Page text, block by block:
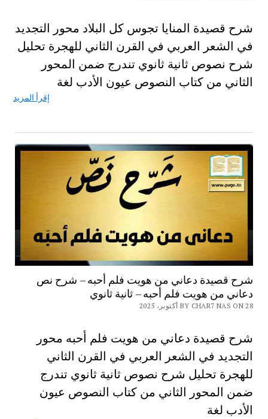
شرح قصيدة المنايا تجوس كل البلاد محور التجديد
في الشعر العربي في القرن الثاني للهجرة تحليل
شرح نصوص ثانية ثانوي تندرج ضمن المحور
الثاني من كتاب النصوص عيون الأدب لغة
إقرأ المزيد
شرح قصيدة دعاني من هويت فلم أحبه – شرح نص
دعاني من هويت فلم أحبه – ثانية ثانوي
BY CHAR7 NAS ON 28 أكتوبر، 2025
شرح قصيدة دعاني من هويت فلم أحبه محور
التجديد في الشعر العربي في القرن الثاني
للهجرة تحليل شرح نصوص ثانية ثانوي تندرج
ضمن المحور الثاني من كتاب النصوص عيون
الأدب لغة